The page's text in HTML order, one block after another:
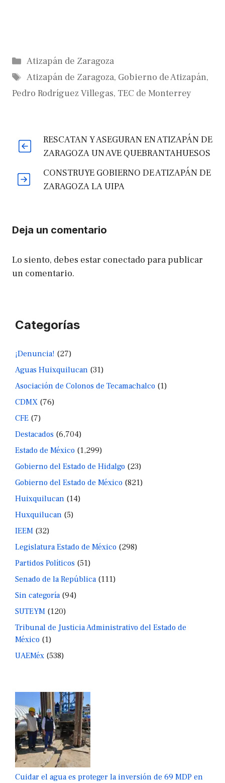
Categorías
Atizapán de Zaragoza
Etiquetas
Atizapán de Zaragoza, Gobierno de Atizapán,
Pedro Rodríguez Villegas, TEC de Monterrey
RESCATAN Y ASEGURAN EN ATIZAPÁN DE
ZARAGOZA UN AVE QUEBRANTAHUESOS
CONSTRUYE GOBIERNO DE ATIZAPÁN DE
ZARAGOZA LA UIPA
Deja un comentario
Lo siento, debes estar conectado para publicar
un comentario.
Categorías
¡Denuncia! (27)
Aguas Huixquilucan (31)
Asociación de Colonos de Tecamachalco (1)
CDMX (76)
CFE (7)
Destacados (6,704)
Estado de México (1,299)
Gobierno del Estado de Hidalgo (23)
Gobierno del Estado de México (821)
Huixquilucan (14)
Huxquilucan (5)
IEEM (32)
Legislatura Estado de México (298)
Partidos Políticos (51)
Senado de la República(111)
Sin categoría(94)
SUTEYM (120)
Tribunal de Justicia Administrativo del Estado de
México (1)
UAEMéx (538)
Cuidar el agua es proteger la inversión de 69 MDP en